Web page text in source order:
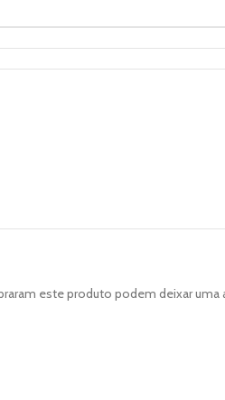
este produto podem deixar uma